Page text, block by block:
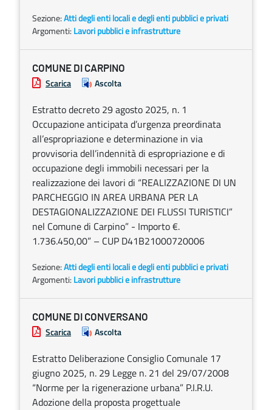
Sezione:Atti degli enti locali e degli enti pubblici e privati
Argomenti: Lavori pubblici e infrastrutture
COMUNE DI CARPINO
Scarica Ascolta
Estratto decreto 29 agosto 2025, n. 1
Occupazione anticipata d’urgenza preordinata
all’espropriazione e determinazione in via
provvisoria dell’indennità di espropriazione e di
occupazione degli immobili necessari per la
realizzazione dei lavori di “REALIZZAZIONE DI UN
PARCHEGGIO IN AREA URBANA PER LA
DESTAGIONALIZZAZIONE DEI FLUSSI TURISTICI”
nel Comune di Carpino” - Importo €.
1.736.450,00” – CUP D41B21000720006
Sezione:Atti degli enti locali e degli enti pubblici e privati
Argomenti: Lavori pubblici e infrastrutture
COMUNE DI CONVERSANO
Scarica Ascolta
Estratto Deliberazione Consiglio Comunale 17
giugno 2025, n. 29 Legge n. 21 del 29/07/2008
“Norme per la rigenerazione urbana” P.I.R.U.
Adozione della proposta progettuale